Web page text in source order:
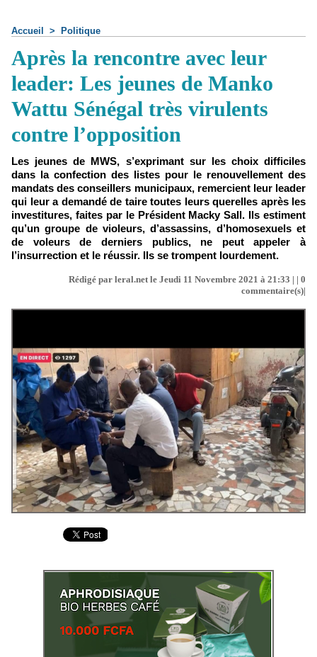
Accueil > Politique
Après la rencontre avec leur
leader: Les jeunes de Manko
Wattu Sénégal très virulents
contre l’opposition
Les jeunes de MWS, s’exprimant sur les choix difficiles
dans la confection des listes pour le renouvellement des
mandats des conseillers municipaux, remercient leur leader
qui leur a demandé de taire toutes leurs querelles après les
investitures, faites par le Président Macky Sall. Ils estiment
qu’un groupe de violeurs, d’assassins, d’homosexuels et
de voleurs de derniers publics, ne peut appeler à
l’insurrection et le réussir. Ils se trompent lourdement.
Rédigé par leral.net le Jeudi 11 Novembre 2021 à 21:33 | | 0
commentaire(s)|